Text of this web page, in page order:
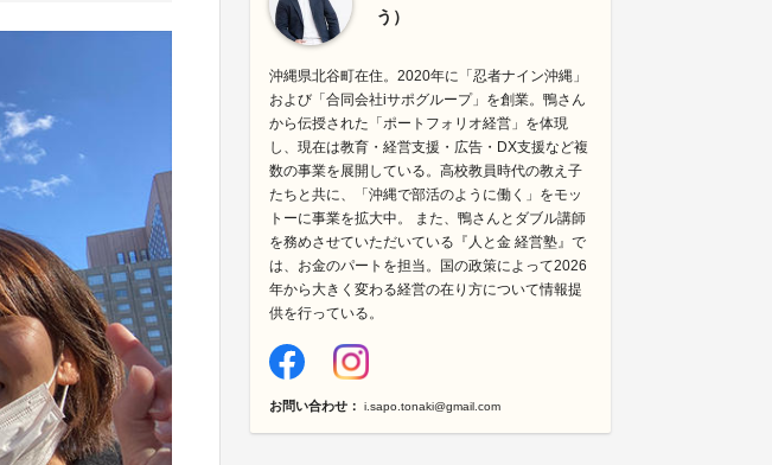
う）
沖縄県北谷町在住。2020年に「忍者ナイン沖縄」
および「合同会社iサポグループ」を創業。鴨さん
から伝授された「ポートフォリオ経営」を体現
し、現在は教育・経営支援・広告・DX支援など複
数の事業を展開している。高校教員時代の教え子
たちと共に、「沖縄で部活のように働く」をモッ
トーに事業を拡大中。 また、鴨さんとダブル講師
を務めさせていただいている『人と金 経営塾』で
は、お金のパートを担当。国の政策によって2026
年から大きく変わる経営の在り方について情報提
供を行っている。
お問い合わせ： i.sapo.tonaki@gmail.com